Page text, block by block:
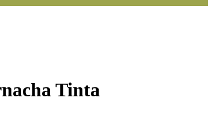
Tinta